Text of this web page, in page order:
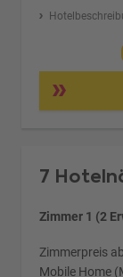
7
Zimmer 1 (2
Zimmerpreis
Mobile Home